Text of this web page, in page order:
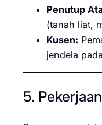
Penutup
(tanah liat,
Kusen:
jendela
5.